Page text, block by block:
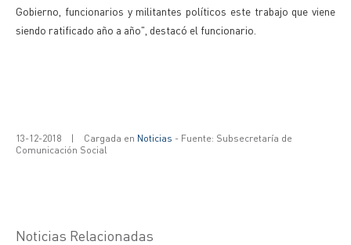
Gobierno, funcionarios y militantes políticos este trabajo que viene
siendo ratificado año a año", destacó el funcionario.
13-12-2018 | Cargada en Noticias - Fuente: Subsecretaría de
Comunicación Social
Noticias Relacionadas